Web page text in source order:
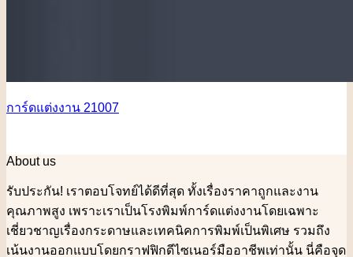
การ์ดแต่งงาน 21007
About us
รับประกัน! เราตอบโจทย์ได้ดีที่สุด ทั้งเรื่องราคาถูกและงาน
คุณภาพสูง เพราะเราเป็นโรงพิมพ์การ์ดแต่งงานโดยเฉพาะ
เชี่ยวชาญเรื่องกระดาษและเทคนิคการพิมพ์เป็นพิเศษ รวมถึง
เน้นงานออกแบบโดยกราฟฟิกดีไซเนอร์มืออาชีพเท่านั้น นี่คือจุด